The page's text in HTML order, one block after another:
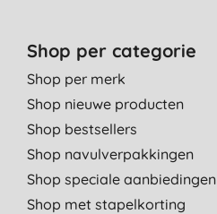
Shop per categorie
Shop per merk
Shop nieuwe producten
Shop bestsellers
Shop navulverpakkingen
Shop speciale aanbiedingen
Shop met stapelkorting